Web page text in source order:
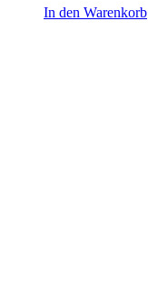
In den Warenkorb